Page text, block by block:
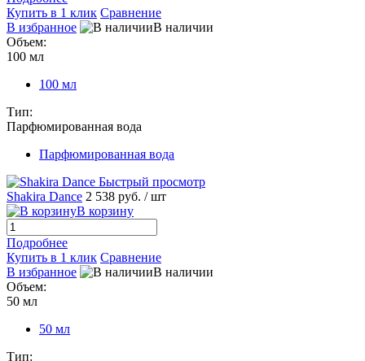
Купить в 1 клик Сравнение
В избранное
В наличии
Объем:
100 мл
100 мл
Тип:
Парфюмированная вода
Парфюмированная вода
Быстрый просмотр
Shakira Dance 2 538 руб. / шт
В корзину
Подробнее
Купить в 1 клик Сравнение
В избранное
В наличии
Объем:
50 мл
50 мл
Тип: